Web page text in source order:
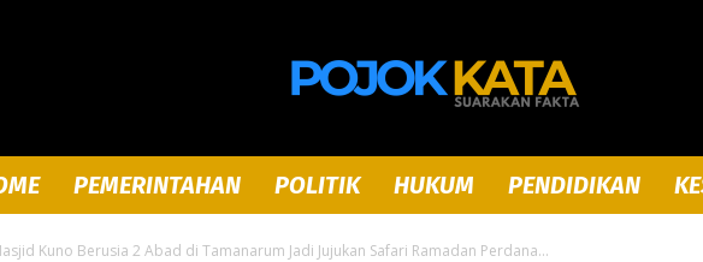
Pojok
PEMERINTAHAN POLITIK HUKUM PENDIDIKAN
Kuno Berusia 2 Abad di Tamanarum Jadi Jujukan Safari Ramadan Perdana...